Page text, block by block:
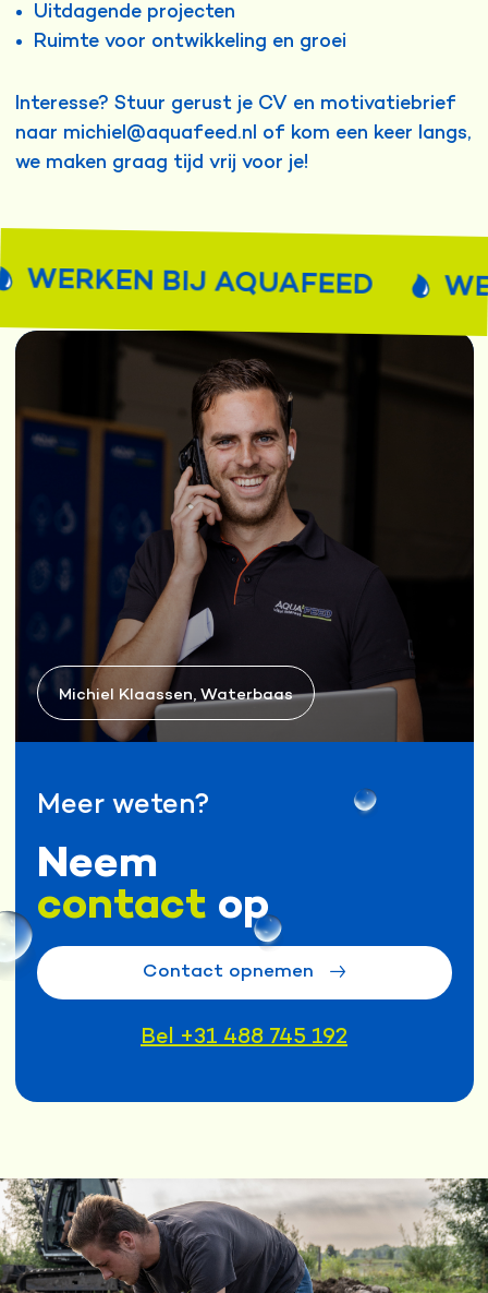
Uitdagende projecten
Ruimte voor ontwikkeling en groei
Interesse? Stuur gerust je CV en motivatiebrief
naar michiel@aquafeed.nl of kom een keer langs,
we maken graag tijd vrij voor je!
BIJ AQUAFEED
Michiel Klaassen, Waterbaas
Meer weten?
Neem
contact op
Contact opnemen
Bel +31 488 745 192